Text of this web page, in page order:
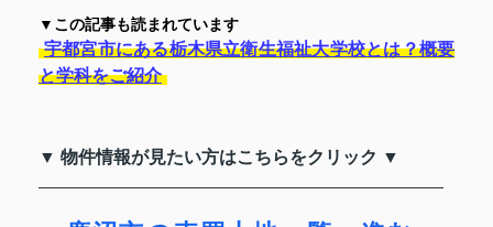
▼この記事も読まれています
宇都宮市にある栃木県立衛生福祉大学校とは？概要
と学科をご紹介
▼ 物件情報が見たい方はこちらをクリック ▼